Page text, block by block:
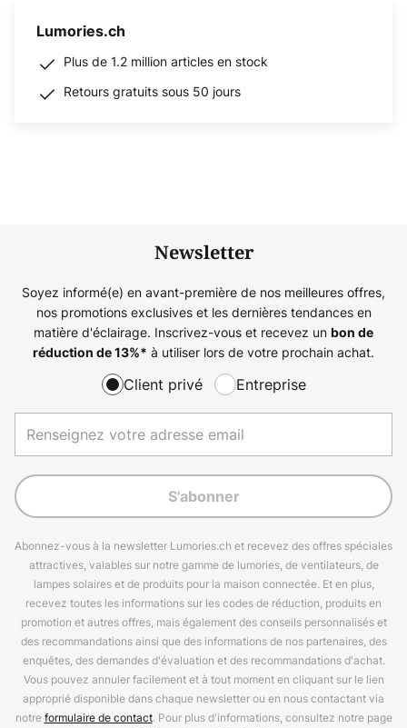
Lumories.ch
Plus de 1.2 million articles en stock
Retours gratuits sous 50 jours
Newsletter
Soyez informé(e) en avant-première de nos meilleures offres,
nos promotions exclusives et les dernières tendances en
matière d'éclairage. Inscrivez-vous et recevez un bon de
réduction de13%* à utiliser lors de votre prochain achat.
Client privé Entreprise
S'abonner
Abonnez-vous à la newsletter Lumories.ch et recevez des offres spéciales
attractives, valables sur notre gamme de lumories, de ventilateurs, de
lampes solaires et de produits pour la maison connectée. Et en plus,
recevez toutes les informations sur les codes de réduction, produits en
promotion et autres offres, mais également des conseils personnalisés et
des recommandations ainsi que des informations de nos partenaires, des
enquêtes, des demandes d'évaluation et des recommandations d'achat.
Vous pouvez annuler facilement et à tout moment en cliquant sur le lien
approprié disponible dans chaque newsletter ou en nous contactant via
notreformulaire de contact. Pour plus d'informations, consultez notre page